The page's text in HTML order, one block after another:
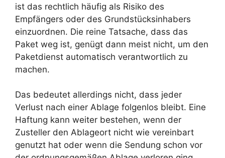
ist das rechtlich häufig als Risiko des
Empfängers oder des Grundstücksinhabers
einzuordnen. Die reine Tatsache, dass das
Paket weg ist, genügt dann meist nicht, um den
Paketdienst automatisch verantwortlich zu
machen.
Das bedeutet allerdings nicht, dass jeder
Verlust nach einer Ablage folgenlos bleibt. Eine
Haftung kann weiter bestehen, wenn der
Zusteller den Ablageort nicht wie vereinbart
genutzt hat oder wenn die Sendung schon vor